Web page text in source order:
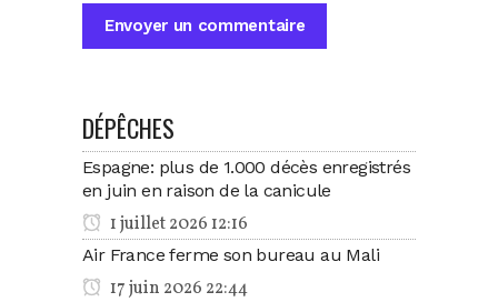
DÉPÊCHES
Espagne: plus de 1.000 décès enregistrés
en juin en raison de la canicule
1 juillet 2026 12:16
Air France ferme son bureau au Mali
17 juin 2026 22:44